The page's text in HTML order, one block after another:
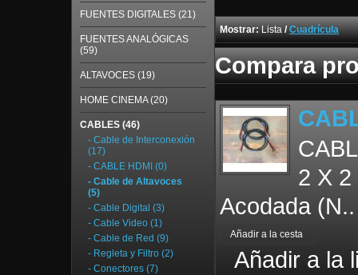
FUENTES DIGITALES (21)
FUENTES ANALÓGICAS
(59)
ALTAVOCES (19)
HOME CINEMA (20)
CABLES (46)
- Cable de Interconexión
(17)
- CABLE HDMI (0)
- Cable de Altavoces
(5)
- Cable Digital (3)
- Cable Video (1)
- Cable de Red (9)
- Regleta y Filtro (2)
- Conectores (7)
Mostrar:Lista/ Cuadrícula
Compara
2 X 2
Acodada (N..
Añadir a la